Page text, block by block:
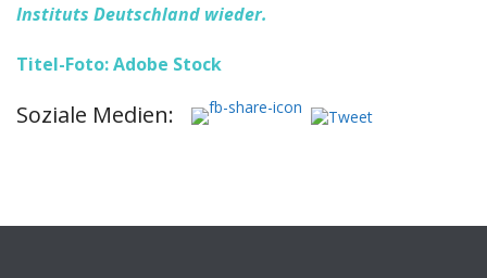
Instituts Deutschland wieder.
Titel-Foto: Adobe Stock
Soziale Medien: